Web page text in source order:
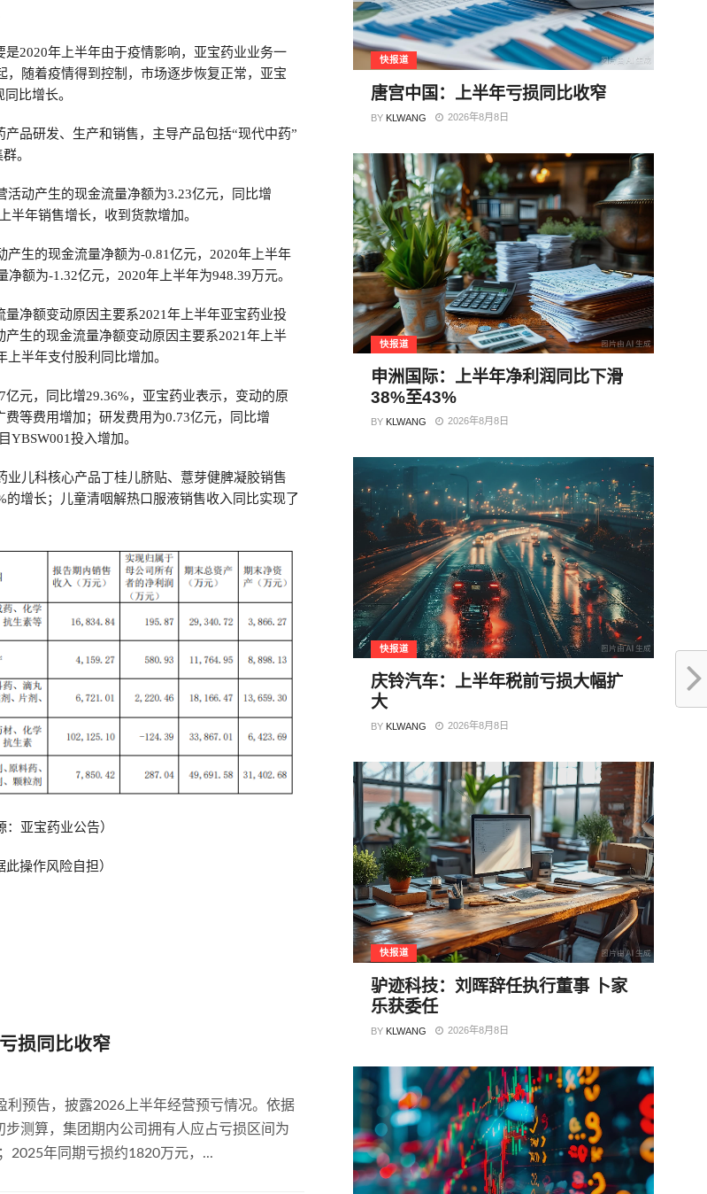
2020年上半年由于疫情影响，亚宝药业业务一
，随着疫情得到控制，市场逐步恢复正常，亚宝
比增长。
品研发、生产和销售，主导产品包括“现代中药”
。
活动产生的现金流量净额为3.23亿元，同比增
半年销售增长，收到货款增加。
产生的现金流量净额为-0.81亿元，2020年上半年
额为-1.32亿元，2020年上半年为948.39万元。
净额变动原因主要系2021年上半年亚宝药业投
生的现金流量净额变动原因主要系2021年上半
半年支付股利同比增加。
元，同比增29.36%，亚宝药业表示，变动的原
等费用增加；研发费用为0.73亿元，同比增
YBSW001投入增加。
业儿科核心产品丁桂儿脐贴、薏芽健脾凝胶销售
的增长；儿童清咽解热口服液销售收入同比实现了
：亚宝药业公告）
操作风险自担）
损同比收窄
利预告，披露2026上半年经营预亏情况。依据
步测算，集团期内公司拥有人应占亏损区间为
2025年同期亏损约1820万元，...
快报道
唐宫中国：上半年亏损同比收窄
BY KLWANG 2026年8月8日
快报道
申洲国际：上半年净利润同比下滑
38%至43%
BY KLWANG 2026年8月8日
快报道
庆铃汽车：上半年税前亏损大幅扩
大
BY KLWANG 2026年8月8日
快报道
驴迹科技：刘晖辞任执行董事 卜家
乐获委任
BY KLWANG 2026年8月8日